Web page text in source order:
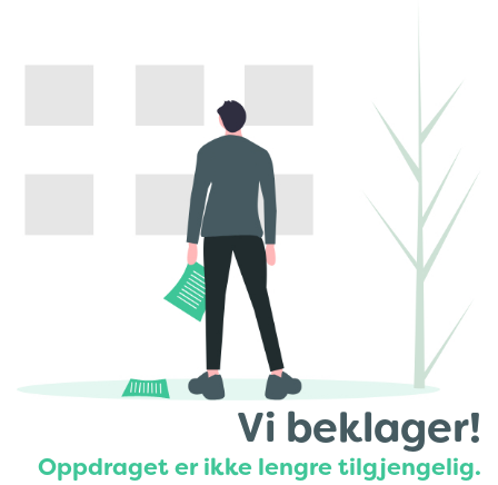
Vi beklager!
Oppdraget er ikke lengre tilgjengelig.